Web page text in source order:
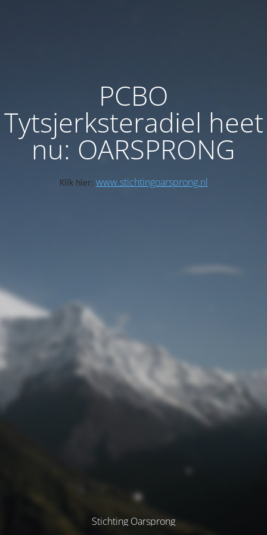
PCBO
Tytsjerksteradiel heet
nu: OARSPRONG
Klik hier: www.stichtingoarsprong.nl
Stichting Oarsprong